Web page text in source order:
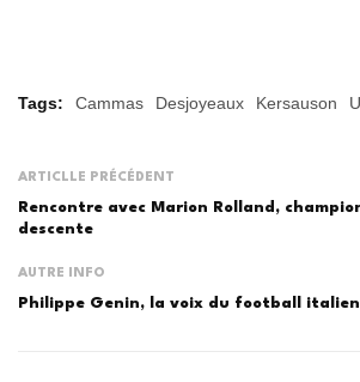
Tags: Cammas Desjoyeaux Kersauson
ARTICLLE PRÉCÉDENT
Rencontre avec Marion Rolland,
descente
AUTRE INFO
Philippe Genin, la voix du football italien